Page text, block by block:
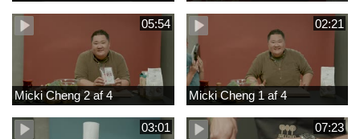
05:54
Micki Cheng 2 af 4
02:21
Micki Cheng 1 af 4
03:01 07:23